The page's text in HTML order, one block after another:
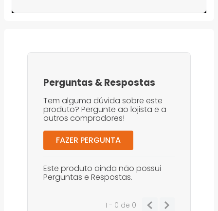
Perguntas &Respostas
Tem alguma dúvida sobre este
produto? Pergunte ao lojista e a
outros compradores!
FAZER PERGUNTA
Este produto ainda não possui
Perguntas e Respostas.
1 - 0 de 0